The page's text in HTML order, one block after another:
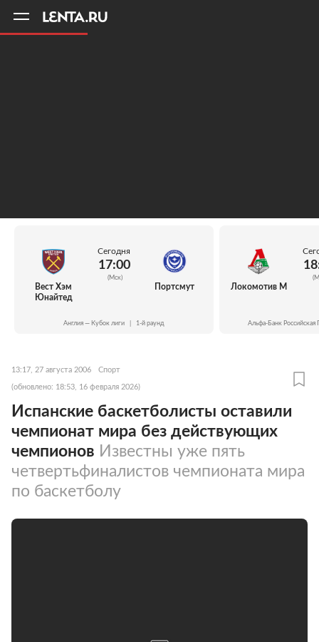
Вест Хэм
Юнайтед
Сегодня
17:00
(Мск)
Портсмут
Англия — Кубок лиги 1-й раунд
Локомотив М
Альфа-Банк Российская
13:17, 27 августа 2006 Спорт
(обновлено: 18:53, 16 февраля 2026)
Испанские баскетболисты оставили
чемпионат мира без действующих
чемпионов Известны уже пять
четвертьфиналистов чемпионата мира
по баскетболу